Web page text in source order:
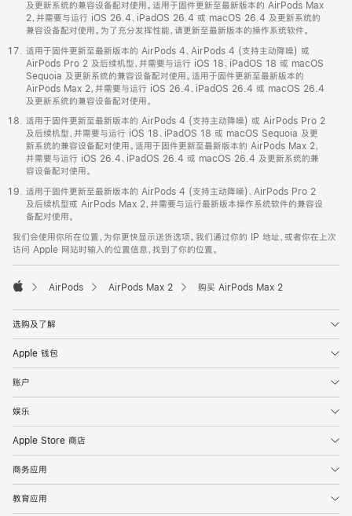
及更新系统的兼容设备配对使用。适用于固件更新至最新版本的 AirPods Max
2，并需要与运行 iOS 26.4、iPadOS 26.4 或 macOS 26.4 及更新系统的
兼容设备配对使用。为了充分发挥性能，请更新至最新版本的操作系统软件。
适用于固件更新至最新版本的 AirPods 4、AirPods 4 (支持主动降噪) 或
AirPods Pro 2 及后续机型，并需要与运行 iOS 18、iPadOS 18 或 macOS
Sequoia 及更新系统的兼容设备配对使用。适用于固件更新至最新版本的
AirPods Max 2，并需要与运行 iOS 26.4、iPadOS 26.4 或 macOS 26.4
及更新系统的兼容设备配对使用。
适用于固件更新至最新版本的 AirPods 4 (支持主动降噪) 或 AirPods Pro 2
及后续机型，并需要与运行 iOS 18、iPadOS 18 或 macOS Sequoia 及更
新系统的兼容设备配对使用。适用于固件更新至最新版本的 AirPods Max 2，
并需要与运行 iOS 26.4、iPadOS 26.4 或 macOS 26.4 及更新系统的兼
容设备配对使用。
适用于固件更新至最新版本的 AirPods 4 (支持主动降噪)、AirPods Pro 2
及后续机型或 AirPods Max 2，并需要与运行最新版本操作系统软件的兼容设
备配对使用。
我们会使用你所在位置，为你更快显示送货选项。我们通过你的 IP 地址，或者你在上次
访问 Apple 网站时输入的位置信息，找到了你的位置。
AirPods AirPods Max 2 购买 AirPods Max 2
选购及了解
Apple 钱包
账户
娱乐
Apple Store 商店
商务应用
教育应用